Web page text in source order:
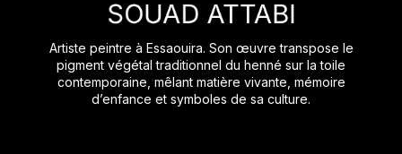
Artiste peintre à Essaouira. Son œuvre transpose le
pigment végétal traditionnel du henné sur la toile
contemporaine, mêlant matière vivante, mémoire
d’enfance et symboles de sa culture.